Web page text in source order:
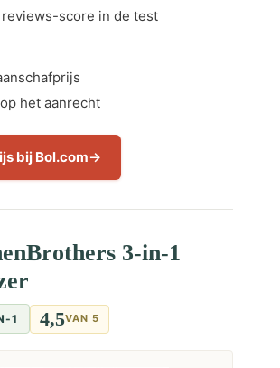
score in de test
het aanrecht
bij Bol.com
3-in-1
1 4,5VAN 5